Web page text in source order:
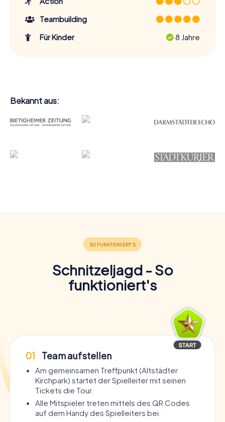
Teambuilding
Für Kinder
8 Jahre
Bekannt aus:
Schnitzeljagd - So
funktioniert's
01 Team aufstellen
Am gemeinsamen Treffpunkt (Altstädter
Kirchpark) startet der Spielleiter mit seinen
Tickets die Tour.
Alle Mitspieler treten mittels des QR Codes
auf dem Handy des Spielleiters bei.